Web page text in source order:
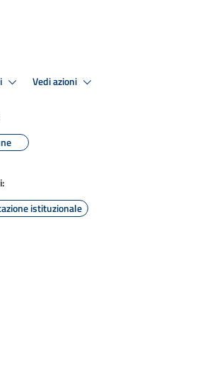
Vedi azioni
istituzionale